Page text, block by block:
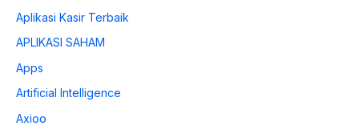
Aplikasi Kasir Terbaik
APLIKASI SAHAM
Apps
Artificial Intelligence
Axioo